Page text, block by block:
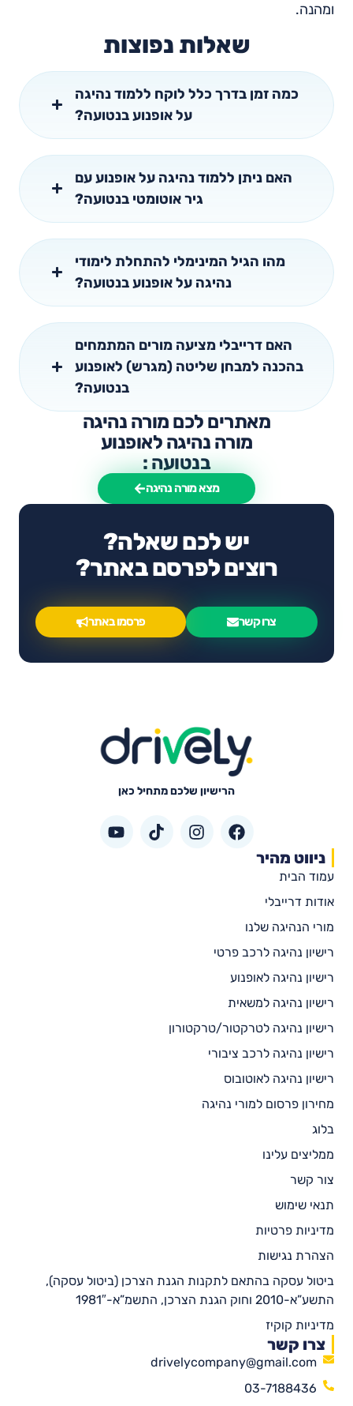
ומהנה.
שאלות נפוצות
כמה זמן בדרך כלל לוקח ללמוד נהיגה
על אופנוע בנטועה?
האם ניתן ללמוד נהיגה על אופנוע עם
גיר אוטומטי בנטועה?
מהו הגיל המינימלי להתחלת לימודי
נהיגה על אופנוע בנטועה?
האם דרייבלי מציעה מורים המתמחים
בהכנה למבחן שליטה (מגרש) לאופנוע
בנטועה?
מאתרים לכם מורה נהיגה
מורה נהיגה לאופנוע
בנטועה :
מצא מורה נהיגה
יש לכם שאלה?
רוצים לפרסם באתר?
צרו קשר פרסמו באתר
הרישיון שלכם מתחיל כאן
ניווט מהיר
עמוד הבית
אודות דרייבלי
מורי הנהיגה שלנו
רישיון נהיגה לרכב פרטי
רישיון נהיגה לאופנוע
רישיון נהיגה למשאית
רישיון נהיגה לטרקטור/טרקטורון
רישיון נהיגה לרכב ציבורי
רישיון נהיגה לאוטובוס
מחירון פרסום למורי נהיגה
בלוג
ממליצים עלינו
צור קשר
תנאי שימוש
מדיניות פרטיות
הצהרת נגישות
ביטול עסקה בהתאם לתקנות הגנת הצרכן (ביטול עסקה),
התשע”א-2010 וחוק הגנת הצרכן, התשמ”א-1981″
מדיניות קוקיז
צרו קשר
drivelycompany@gmail.com
03-7188436